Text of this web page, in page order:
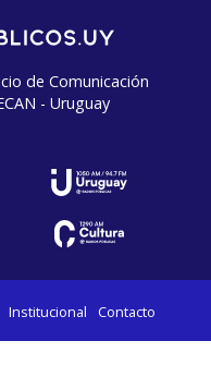
de Comunicación
- Uruguay
Institucional Contacto